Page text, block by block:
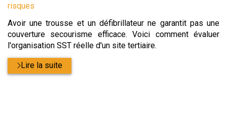
risques
Avoir une trousse et un défibrillateur ne garantit pas une
couverture secourisme efficace. Voici comment évaluer
l'organisation SST réelle d'un site tertiaire.
Lire la suite